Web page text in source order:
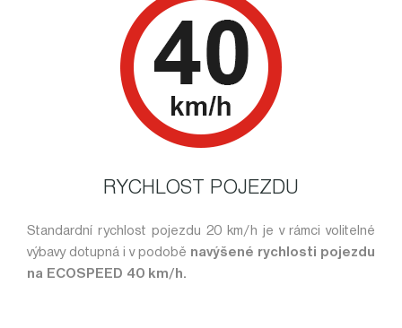
RYCHLOST POJEZDU
Standardní rychlost pojezdu 20 km/h je v rámci volitelné
výbavy dotupná i v podobě navýšené rychlosti pojezdu
na ECOSPEED 40 km/h.